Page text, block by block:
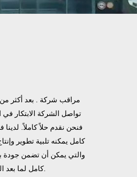
oem مراقب شركة
تواصل الشركة الابتكار في
فنحن نقدم حلاً كاملاً.
كامل يمكنه تلبية تطوير
والتي يمكن أن تضمن جودة
كامل لما بعد البيع ، ونظامنامراقب تلبي المعايير الدولية ويتم تصديرها بشكل أساسي إلى أوروبا وأمريكا واليابان وأجزاء أخرى من العالم.